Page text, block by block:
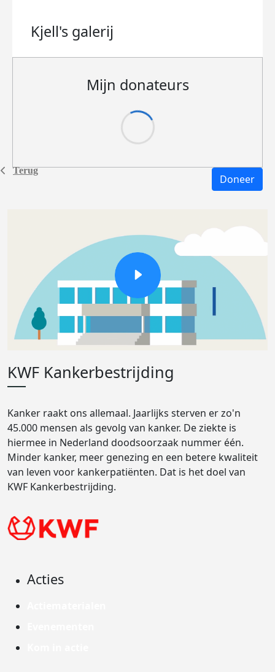
Terug
Kjell's galerij
Mijn donateurs
Doneer
KWF Kankerbestrijding
Kanker raakt ons allemaal. Jaarlijks sterven er zo'n
45.000 mensen als gevolg van kanker. De ziekte is
hiermee in Nederland doodsoorzaak nummer één.
Minder kanker, meer genezing en een betere kwaliteit
van leven voor kankerpatiënten. Dat is het doel van
KWF Kankerbestrijding.
Acties